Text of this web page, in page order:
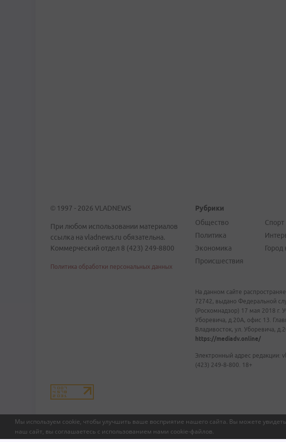
Мы используем cookie, чтобы улучшить ваше восприятие нашего сайта. Вы можете
наш сайт, вы соглашаетесь с использованием нами cookie-файлов.
© 1997 - 2026 VLADNEWS
При любом использовании материалов
ссылка на vladnews.ru обязательна.
Коммерческий отдел 8 (423) 249-8800
Политика обработки персональных данных
Рубрики
Общество
Политика
Экономика
Происшествия
Спорт
Город
На данном сайте
72742, выдано Федеральной
(Роскомнадзор) 17 мая 2018 г.
Уборевича, д.20А, офис 13.
Владивосток, ул. Уборевича,
https://mediadv.online/
Электронный адрес редакции:
(423) 249-8-800. 18+